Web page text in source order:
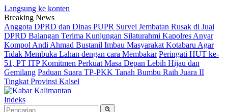
Langsung ke konten
Breaking News
Anggota DPRD dan Dinas PUPR Survei Jembatan Rusak di Juai
DPRD Balangan Terima Kunjungan Silaturahmi Kapolres Anyar
Kompol Andi Ahmad Bustanil Imbau Masyarakat Kotabaru Agar
Tidak Membuka Lahan dengan cara Membakar Peringati HUT ke-
51, PT ITP Komitmen Perkuat Masa Depan Lebih Hijau dan
Gemilang Paduan Suara TP-PKK Tanah Bumbu Raih Juara II
Tingkat Provinsi Kalsel
Indeks